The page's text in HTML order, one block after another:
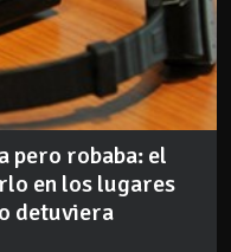
pero robaba: el
en los lugares
detuviera